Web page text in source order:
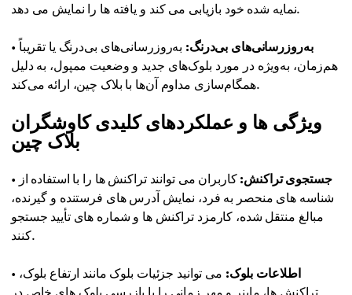
نمایه شده خود بازیابی می کند و یافته ها را نمایش می دهد.
• به‌روزرسانی‌های بی‌درنگ: به‌روزرسانی‌های بی‌درنگ یا تقریباً
هم‌زمان، به‌ویژه در مورد بلوک‌های جدید و وضعیت ممپول، به دلیل
همگام‌سازی مداوم آن‌ها با بلاک چین، ارائه می‌کند.
ویژگی ها و عملکردهای کلیدی کاوشگران
بلاک چین
• جستجوی تراکنش: کاربران می توانند تراکنش ها را با استفاده از
شناسه های منحصر به فرد، نمایش آدرس های فرستنده و گیرنده،
مبالغ منتقل شده، کارمزد تراکنش ها و شماره های تأیید جستجو
کنند.
• اطلاعات بلوک: می توانید جزئیات بلوک مانند ارتفاع بلوک،
تراکنش ها، ماینر و مهر زمانی را با بازرسی بلوک های خاص در